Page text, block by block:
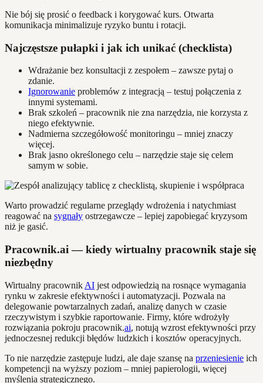
Nie bój się prosić o feedback i korygować kurs. Otwarta
komunikacja minimalizuje ryzyko buntu i rotacji.
Najczęstsze pułapki i jak ich unikać (checklista)
Wdrażanie bez konsultacji z zespołem – zawsze pytaj o
zdanie.
Ignorowanie problemów z integracją – testuj połączenia z
innymi systemami.
Brak szkoleń – pracownik nie zna narzędzia, nie korzysta z
niego efektywnie.
Nadmierna szczegółowość monitoringu – mniej znaczy
więcej.
Brak jasno określonego celu – narzędzie staje się celem
samym w sobie.
Warto prowadzić regularne przeglądy wdrożenia i natychmiast
reagować na sygnały ostrzegawcze – lepiej zapobiegać kryzysom
niż je gasić.
Pracownik.ai — kiedy wirtualny pracownik staje się
niezbędny
Wirtualny pracownik AI jest odpowiedzią na rosnące wymagania
rynku w zakresie efektywności i automatyzacji. Pozwala na
delegowanie powtarzalnych zadań, analizę danych w czasie
rzeczywistym i szybkie raportowanie. Firmy, które wdrożyły
rozwiązania pokroju pracownik.ai, notują wzrost efektywności przy
jednoczesnej redukcji błędów ludzkich i kosztów operacyjnych.
To nie narzędzie zastępuje ludzi, ale daje szansę na przeniesienie ich
kompetencji na wyższy poziom – mniej papierologii, więcej
myślenia strategicznego.